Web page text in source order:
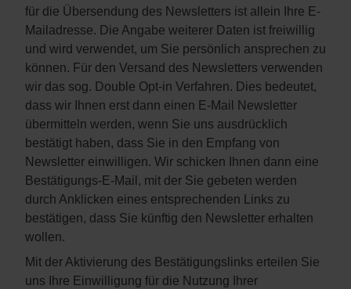
für die Übersendung des Newsletters ist allein Ihre E-
Mailadresse. Die Angabe weiterer Daten ist freiwillig
und wird verwendet, um Sie persönlich ansprechen zu
können. Für den Versand des Newsletters verwenden
wir das sog. Double Opt-in Verfahren. Dies bedeutet,
dass wir Ihnen erst dann einen E-Mail Newsletter
übermitteln werden, wenn Sie uns ausdrücklich
bestätigt haben, dass Sie in den Empfang von
Newsletter einwilligen. Wir schicken Ihnen dann eine
Bestätigungs-E-Mail, mit der Sie gebeten werden
durch Anklicken eines entsprechenden Links zu
bestätigen, dass Sie künftig den Newsletter erhalten
wollen.
Mit der Aktivierung des Bestätigungslinks erteilen Sie
uns Ihre Einwilligung für die Nutzung Ihrer